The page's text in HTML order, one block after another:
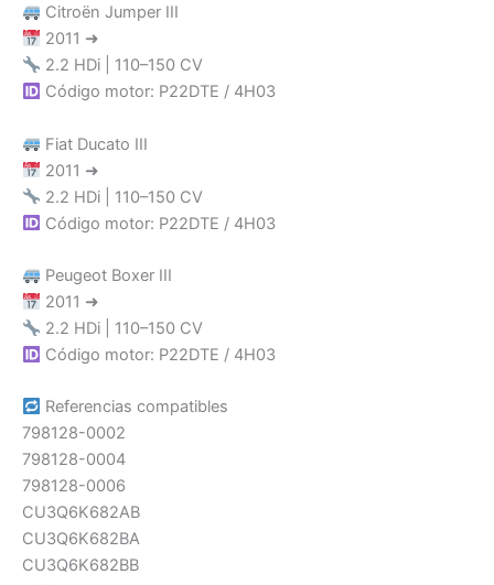
Citroën Jumper III
2011 ➜
2.2 HDi | 110–150 CV
Código motor: P22DTE / 4H03
Fiat Ducato III
2011 ➜
2.2 HDi | 110–150 CV
Código motor: P22DTE / 4H03
Peugeot Boxer III
2011 ➜
2.2 HDi | 110–150 CV
Código motor: P22DTE / 4H03
Referencias compatibles
798128-0002
798128-0004
798128-0006
CU3Q6K682AB
CU3Q6K682BA
CU3Q6K682BB